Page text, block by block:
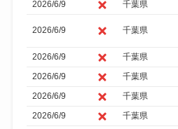
2026/6/9 千葉県
2026/6/9 千葉県
2026/6/9
千葉県
2026/6/9
千葉県
2026/6/9
千葉県
2026/6/9
千葉県